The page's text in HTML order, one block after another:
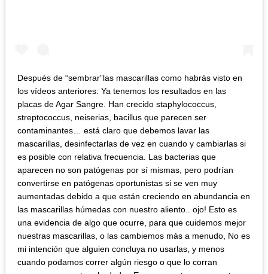
Después de “sembrar”las mascarillas como habrás visto en
los vídeos anteriores: Ya tenemos los resultados en las
placas de Agar Sangre. Han crecido staphylococcus,
streptococcus, neiserias, bacillus que parecen ser
contaminantes… está claro que debemos lavar las
mascarillas, desinfectarlas de vez en cuando y cambiarlas si
es posible con relativa frecuencia. Las bacterias que
aparecen no son patógenas por sí mismas, pero podrían
convertirse en patógenas oportunistas si se ven muy
aumentadas debido a que están creciendo en abundancia en
las mascarillas húmedas con nuestro aliento.. ojo! Esto es
una evidencia de algo que ocurre, para que cuidemos mejor
nuestras mascarillas, o las cambiemos más a menudo, No es
mi intención que alguien concluya no usarlas, y menos
cuando podamos correr algún riesgo o que lo corran